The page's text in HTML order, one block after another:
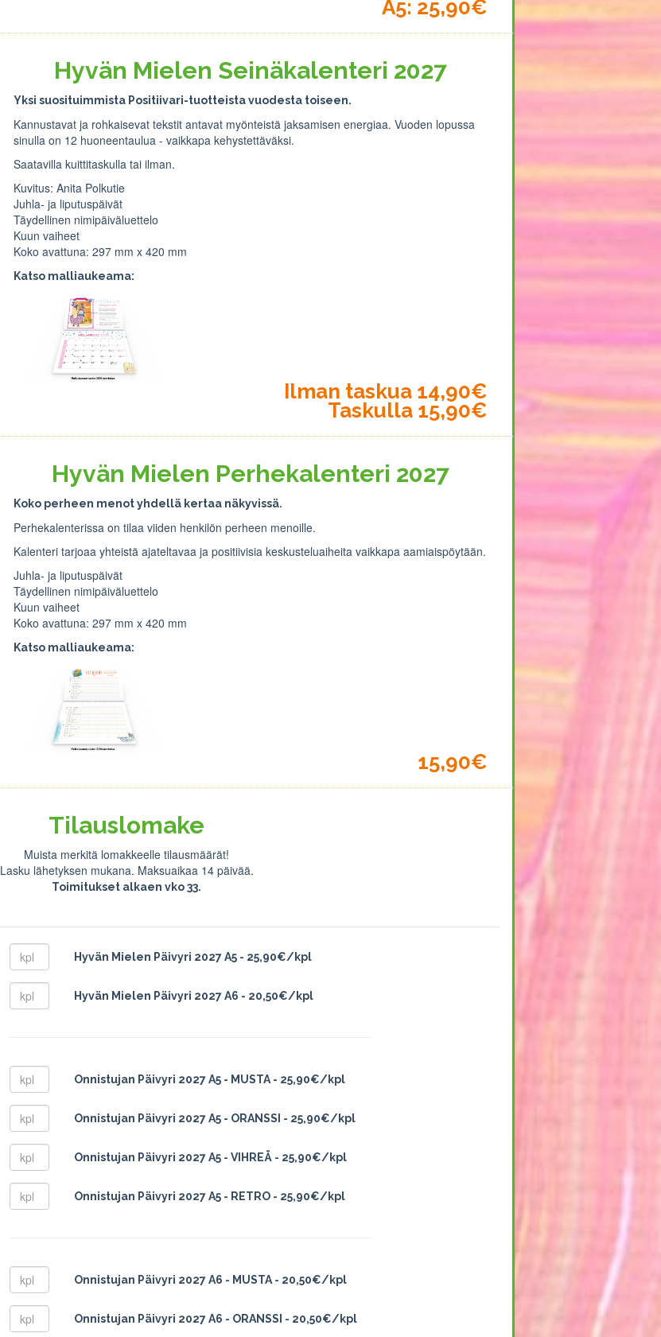
A5: 25,90€
Hyvän Mielen Seinäkalenteri 2027
Yksi suosituimmista Positiivari-tuotteista vuodesta toiseen.
Kannustavat ja rohkaisevat tekstit antavat myönteistä jaksamisen energiaa. Vuoden lopussa
sinulla on 12 huoneentaulua - vaikkapa kehystettäväksi.
Saatavilla kuittitaskulla tai ilman.
Kuvitus: Anita Polkutie
Juhla- ja liputuspäivät
Täydellinen nimipäiväluettelo
Kuun vaiheet
Koko avattuna: 297 mm x 420 mm
Katso malliaukeama:
Ilman taskua 14,90€
Taskulla 15,90€
Hyvän Mielen Perhekalenteri 2027
Koko perheen menot yhdellä kertaa näkyvissä.
Perhekalenterissa on tilaa viiden henkilön perheen menoille.
Kalenteri tarjoaa yhteistä ajateltavaa ja positiivisia keskusteluaiheita vaikkapa aamiaispöytään.
Juhla- ja liputuspäivät
Täydellinen nimipäiväluettelo
Kuun vaiheet
Koko avattuna: 297 mm x 420 mm
Katso malliaukeama:
15,90€
Tilauslomake
Muista merkitä lomakkeelle tilausmäärät!
Lasku lähetyksen mukana. Maksuaikaa 14 päivää.
Toimitukset alkaen vko 33.
Hyvän Mielen Päivyri 2027 A5 - 25,90€/kpl
Hyvän Mielen Päivyri 2027 A6 - 20,50€/kpl
Onnistujan Päivyri 2027 A5 - MUSTA - 25,90€/kpl
Onnistujan Päivyri 2027 A5 - ORANSSI - 25,90€/kpl
Onnistujan Päivyri 2027 A5 - VIHREÄ - 25,90€/kpl
Onnistujan Päivyri 2027 A5 - RETRO - 25,90€/kpl
Onnistujan Päivyri 2027 A6 - MUSTA - 20,50€/kpl
Onnistujan Päivyri 2027 A6 - ORANSSI - 20,50€/kpl